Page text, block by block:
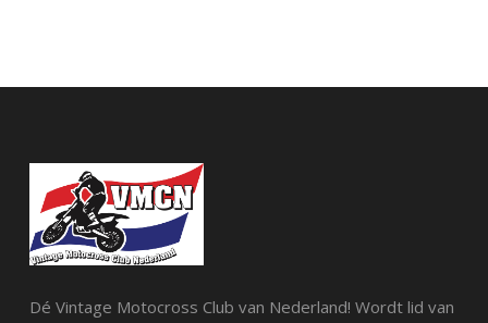
Dé Vintage Motocross Club van Nederland! Wordt lid van